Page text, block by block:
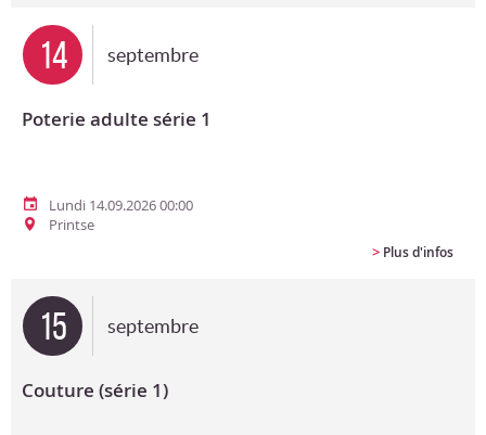
14 septembre
Poterie adulte série 1
Lundi 14.09.2026 00:00
Printse
> Plus d'infos
15 septembre
Couture (série 1)